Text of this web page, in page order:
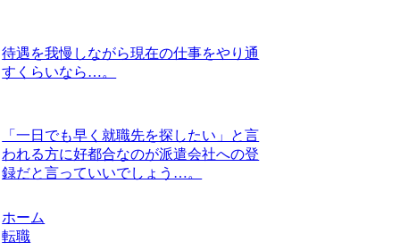
待遇を我慢しながら現在の仕事をやり通
すくらいなら…。
「一日でも早く就職先を探したい」と言
われる方に好都合なのが派遣会社への登
録だと言っていいでしょう…。
ホーム
転職